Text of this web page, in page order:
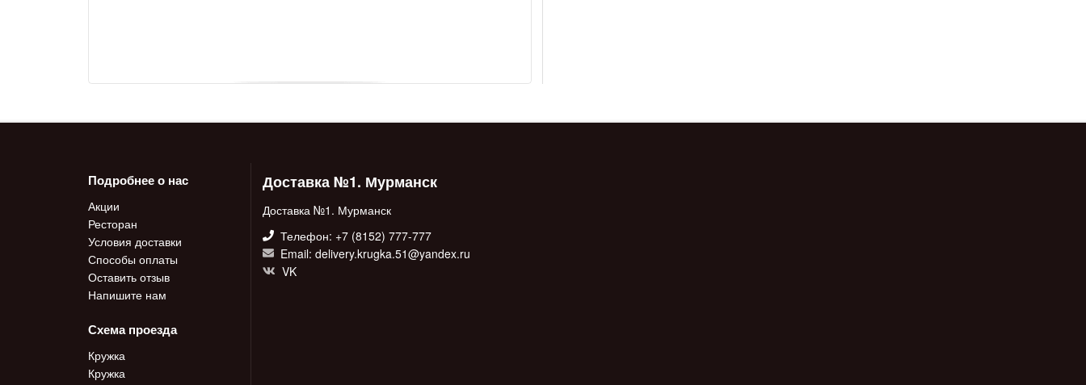
Подробнее о нас
Акции
Ресторан
Условия доставки
Способы оплаты
Оставить отзыв
Напишите нам
Схема проезда
Кружка
Кружка
Доставка №1. Мурманск
Доставка №1. Мурманск
Телефон: +7 (8152) 777-777
Email: delivery.krugka.51@yandex.ru
VK